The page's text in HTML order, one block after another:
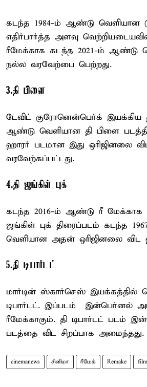
கடந்த 1984-ம் ஆண்டு வெளியான
எதிர்பார்த்த அளவு
ரீமேக்காக கடந்த 2021-ம் ஆண்டு
நல்ல வரவேற்பை பெற்றது.
3.தி பிளை
டேவிட் குரோனென்பெர்க் இயக்கிய
ஆண்டு வெளியான தி பிளை
ஹாரர் படமான இது ஒரிஜினலை
வரவேற்கப்பட்டது.
4.தி ஜங்கிள் புக்
கடந்த 2016-ம் ஆண்டு ரீ மேக்காக
ஜங்கிள் புக் திரைப்படம் கடந்த
வெளியான அதன் ஒரிஜினலை விட
5.தி டிபார்டட்
மார்டின் ஸ்கார்செஸ் இயக்கத்தில்
டிபார்டட். இப்படம் இன்பெர்னல்
ரீமேக்காகும். தி டிபார்டட் படம்
படத்தை விட சிறப்பாக அமைந்தது.
cinemanews சினிமா ரீமேக் Remake film